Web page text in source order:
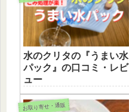
水のクリタの『うまい水
パック』の口コミ・レビ
ュー
お取り寄せ・通販